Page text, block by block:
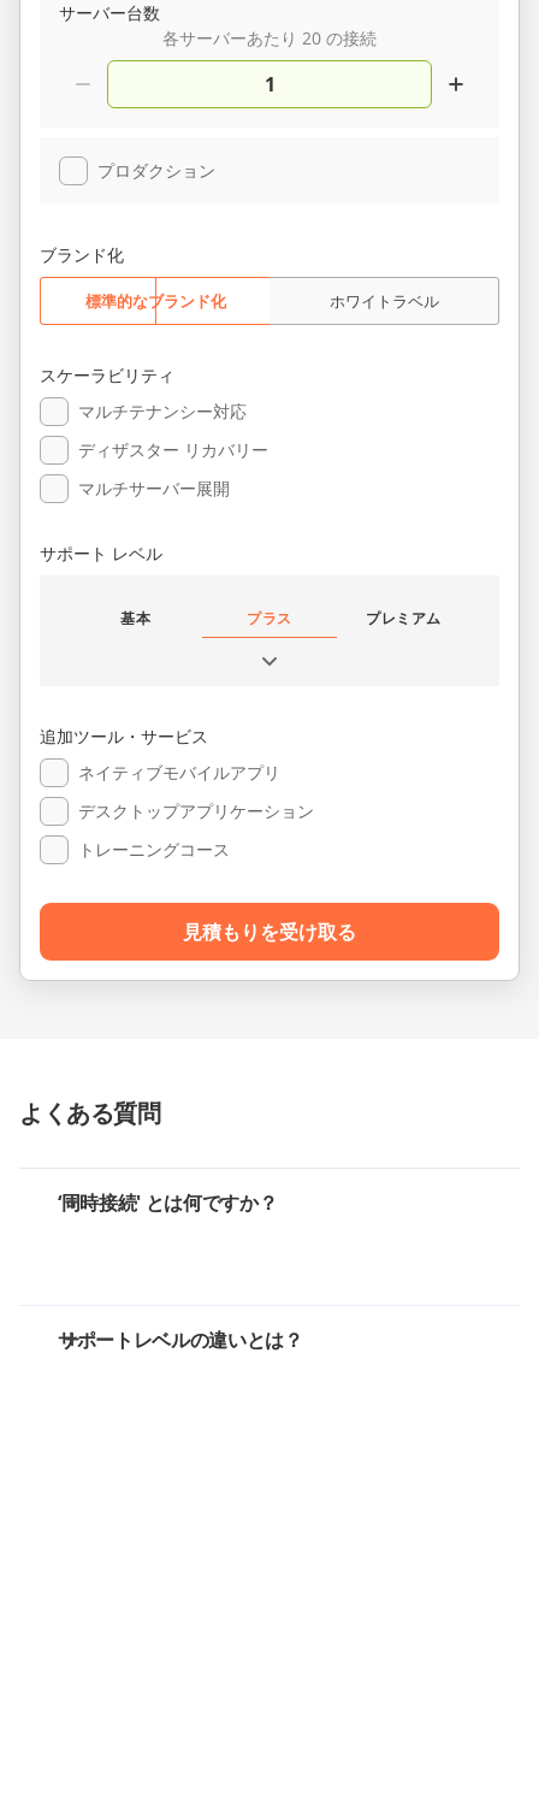
サーバー台数
各サーバーあたり 20 の接続
プロダクション
ブランド化
標準的なブランド化 ホワイトラベル
スケーラビリティ
マルチテナンシー対応
ディザスター リカバリー
マルチサーバー展開
サポート レベル
基本 プラス プレミアム
追加ツール・サービス
ネイティブモバイルアプリ
デスクトップアプリケーション
トレーニングコース
見積もりを受け取る
よくある質問
‘同時接続' とは何ですか？
サポートレベルの違いとは？